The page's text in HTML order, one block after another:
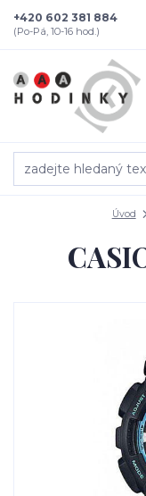
+420 602 381 884
(Po-Pá, 10-16 hod.)
Úvod